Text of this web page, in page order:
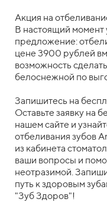
Акция на
В настоящий момент
предложение:
цене 3900 рублей
возможность
белоснежной по
Запишитесь на
Оставьте заявку на
нашем сайте и
отбеливания зубов
из кабинета
ваши вопросы и
неотразимой.
путь к здоровым
"Зуб Здоров"!